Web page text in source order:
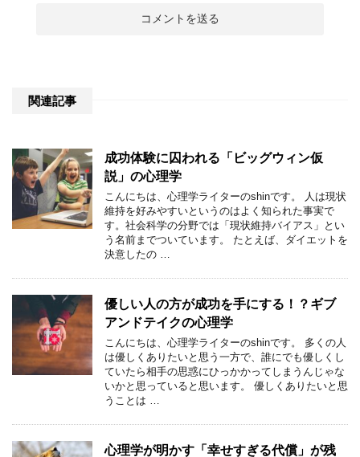
関連記事
成功体験に囚われる「ビッグウィン仮
説」の心理学
こんにちは、心理学ライターのshinです。 人は現状
維持を好みやすいというのはよく知られた事実で
す。社会科学の分野では「現状維持バイアス」とい
う名前までついています。 たとえば、ダイエットを
決意したの …
優しい人の方が成功を手にする！？ギブ
アンドテイクの心理学
こんにちは、心理学ライターのshinです。 多くの人
は優しくありたいと思う一方で、誰にでも優しくし
ていたら相手の思惑にひっかかってしまうんじゃな
いかと思っていると思います。 優しくありたいと思
うことは …
心理学が明かす「幸せすぎる代償」が残